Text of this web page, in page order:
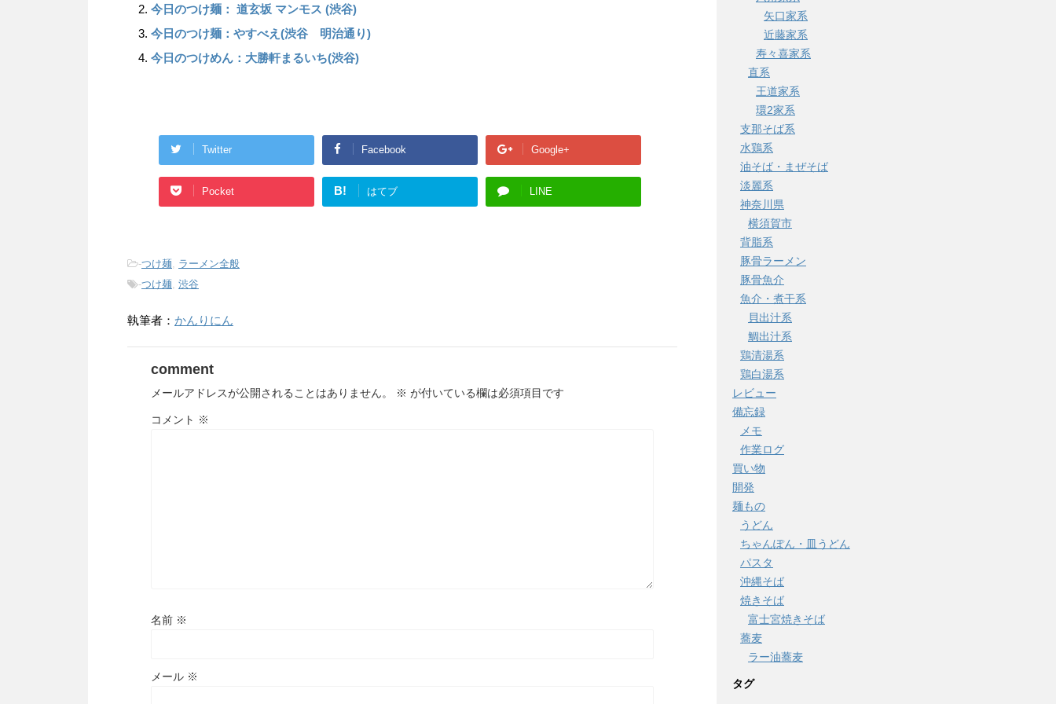
今日のつけ麺： 道玄坂 マンモス (渋谷)
今日のつけ麺：やすべえ(渋谷 明治通り)
今日のつけめん：大勝軒まるいち(渋谷)
Twitter Facebook Google+
Pocket B! はてブ LINE
-つけ麺
ラーメン全般
-つけ麺 渋谷
執筆者： かんりにん
comment
メールアドレスが公開されることはありません。 ※ が付いている欄は必須項目です
コメント ※
名前 ※
メール ※
矢口家系
近藤家系
寿々喜家系
直系
王道家系
環2家系
支那そば系
水鶏系
油そば・まぜそば
淡麗系
神奈川県
横須賀市
背脂系
豚骨ラーメン
豚骨魚介
魚介・煮干系
貝出汁系
鯛出汁系
鶏清湯系
鶏白湯系
レビュー
備忘録
メモ
作業ログ
買い物
開発
麺もの
うどん
ちゃんぽん・皿うどん
パスタ
沖縄そば
焼きそば
富士宮焼きそば
蕎麦
ラー油蕎麦
タグ